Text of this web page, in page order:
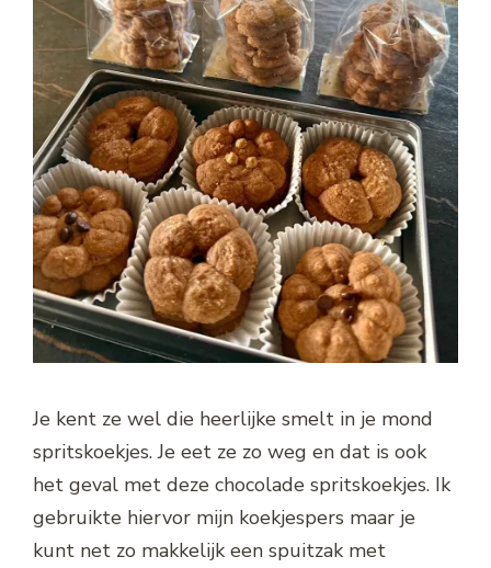
Je kent ze wel die heerlijke smelt in je mond
spritskoekjes. Je eet ze zo weg en dat is ook
het geval met deze chocolade spritskoekjes. Ik
gebruikte hiervor mijn koekjespers maar je
kunt net zo makkelijk een spuitzak met